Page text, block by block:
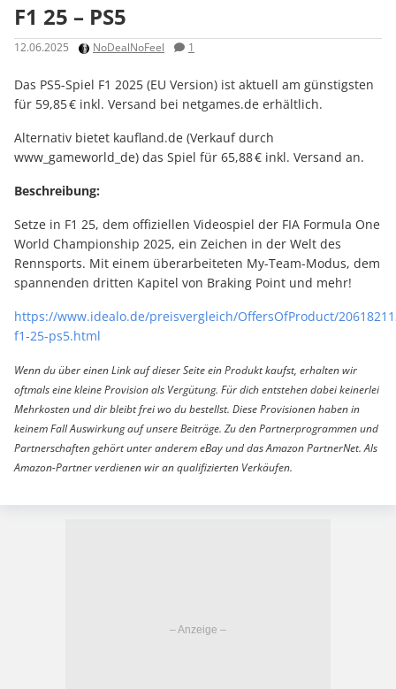
F1 25 – PS5
12.06.2025 NoDealNoFeel 1
Das PS5-Spiel F1 2025 (EU Version) ist aktuell am günstigsten
für 59,85 € inkl. Versand bei netgames.de erhältlich.
Alternativ bietet kaufland.de (Verkauf durch
www_gameworld_de) das Spiel für 65,88 € inkl. Versand an.
Beschreibung:
Setze in F1 25, dem offiziellen Videospiel der FIA Formula One
World Championship 2025, ein Zeichen in der Welt des
Rennsports. Mit einem überarbeiteten My-Team-Modus, dem
spannenden dritten Kapitel von Braking Point und mehr!
https://www.idealo.de/preisvergleich/OffersOfProduct/
f1-25-ps5.html
Wenn du über einen Link auf dieser Seite ein Produkt kaufst, erhalten wir
oftmals eine kleine Provision als Vergütung. Für dich entstehen dabei keinerlei
Mehrkosten und dir bleibt frei wo du bestellst. Diese Provisionen haben in
keinem Fall Auswirkung auf unsere Beiträge. Zu den Partnerprogrammen und
Partnerschaften gehört unter anderem eBay und das Amazon PartnerNet. Als
Amazon-Partner verdienen wir an qualifizierten Verkäufen.